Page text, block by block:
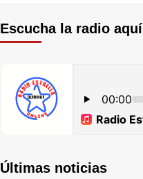
Escucha la radio aquí
Últimas noticias